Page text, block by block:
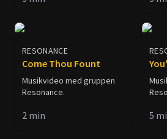
RESONANCE
Come Thou Fount
Musikvideo med gruppen
Resonance.
2 min 5